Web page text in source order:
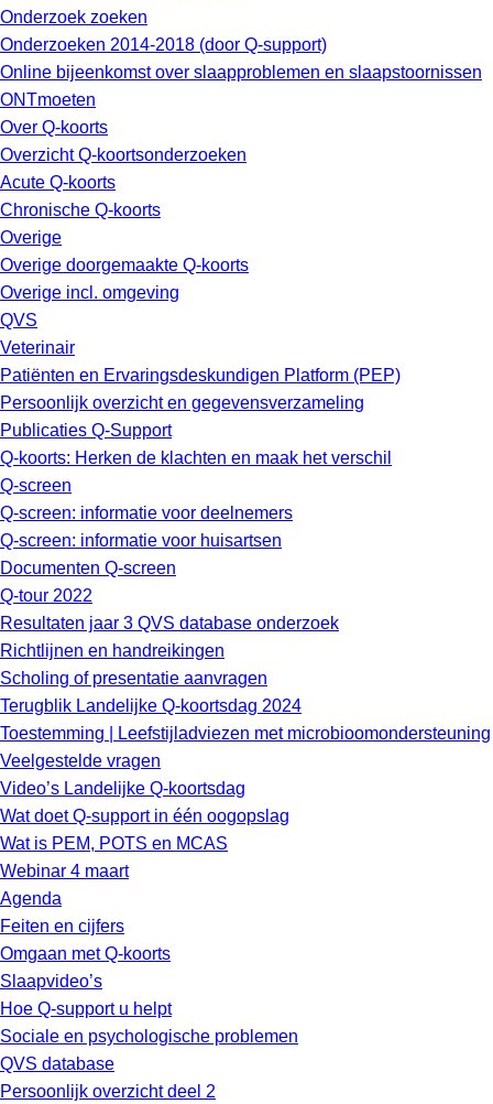
Onderzoek zoeken
Onderzoeken 2014-2018 (door Q-support)
Online bijeenkomst over slaapproblemen en slaapstoornissen
ONTmoeten
Over Q-koorts
Overzicht Q-koortsonderzoeken
Acute Q-koorts
Chronische Q-koorts
Overige
Overige doorgemaakte Q-koorts
Overige incl. omgeving
QVS
Veterinair
Patiënten en Ervaringsdeskundigen Platform (PEP)
Persoonlijk overzicht en gegevensverzameling
Publicaties Q-Support
Q-koorts: Herken de klachten en maak het verschil
Q-screen
Q-screen: informatie voor deelnemers
Q-screen: informatie voor huisartsen
Documenten Q-screen
Q-tour 2022
Resultaten jaar 3 QVS database onderzoek
Richtlijnen en handreikingen
Scholing of presentatie aanvragen
Terugblik Landelijke Q-koortsdag 2024
Toestemming | Leefstijladviezen met microbioomondersteuning
Veelgestelde vragen
Video’s Landelijke Q-koortsdag
Wat doet Q-support in één oogopslag
Wat is PEM, POTS en MCAS
Webinar 4 maart
Agenda
Feiten en cijfers
Omgaan met Q-koorts
Slaapvideo’s
Hoe Q-support u helpt
Sociale en psychologische problemen
QVS database
Persoonlijk overzicht deel 2